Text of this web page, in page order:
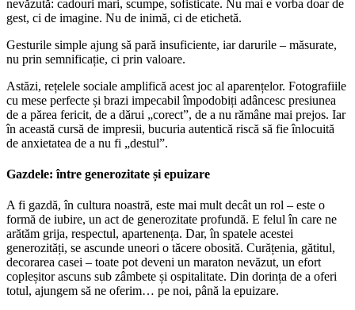
nevăzută: cadouri mari, scumpe, sofisticate. Nu mai e vorba doar de
gest, ci de imagine. Nu de inimă, ci de etichetă.
Gesturile simple ajung să pară insuficiente, iar darurile – măsurate,
nu prin semnificație, ci prin valoare.
Astăzi, rețelele sociale amplifică acest joc al aparențelor. Fotografiile
cu mese perfecte și brazi impecabil împodobiți adâncesc presiunea
de a părea fericit, de a dărui „corect”, de a nu rămâne mai prejos. Iar
în această cursă de impresii, bucuria autentică riscă să fie înlocuită
de anxietatea de a nu fi „destul”.
Gazdele: între generozitate și epuizare
A fi gazdă, în cultura noastră, este mai mult decât un rol – este o
formă de iubire, un act de generozitate profundă. E felul în care ne
arătăm grija, respectul, apartenența. Dar, în spatele acestei
generozități, se ascunde uneori o tăcere obosită. Curățenia, gătitul,
decorarea casei – toate pot deveni un maraton nevăzut, un efort
copleșitor ascuns sub zâmbete și ospitalitate. Din dorința de a oferi
totul, ajungem să ne oferim… pe noi, până la epuizare.